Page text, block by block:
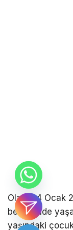
Olay, 24 Ocak
beldesinde
yaşındaki